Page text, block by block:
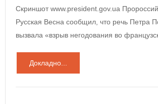
Скриншот www.president.gov.ua
Русская Весна сообщил, что речь Петра
вызвала «взрыв негодования во
Докладно...